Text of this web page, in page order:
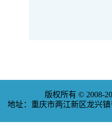
版权所有 © 2008-
地址：重庆市两江新区龙兴镇